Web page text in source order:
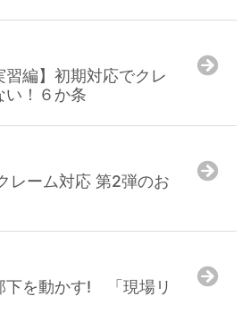
編】初期対応でクレ
い！６か条
ーム対応 第2弾のお
を動かす! 「現場リ